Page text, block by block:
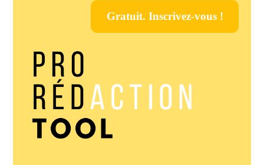
Gratuit. Inscrivez-vous !